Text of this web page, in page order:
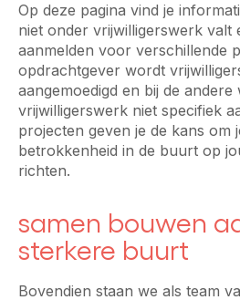
Op deze pagina vind je
niet onder vrijwilligerswerk valt
aanmelden voor verschillende
opdrachtgever wordt
aangemoedigd en bij de andere
vrijwilligerswerk niet specifiek
projecten geven je de kans om
betrokkenheid in de buurt op
richten.
samen bouwen
sterkere buurt
Bovendien staan we als team